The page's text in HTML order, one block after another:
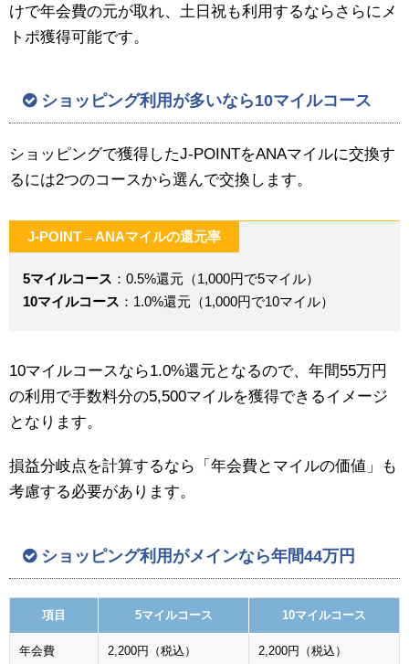
けで年会費の元が取れ、土日祝も利用するならさらにメ
トポ獲得可能です。
ショッピング利用が多いなら10マイルコース
ショッピングで獲得したJ-POINTをANAマイルに交換す
るには2つのコースから選んで交換します。
J-POINT→ANAマイルの還元率
5マイルコース ：0.5%還元（1,000円で5マイル）
10マイルコース ：1.0%還元（1,000円で10マイル）
10マイルコースなら1.0%還元となるので、年間55万円
の利用で手数料分の5,500マイルを獲得できるイメージ
となります。
損益分岐点を計算するなら「年会費とマイルの価値」も
考慮する必要があります。
ショッピング利用がメインなら年間44万円
項目 5マイルコース 10マイルコース
年会費 2,200円（税込） 2,200円（税込）